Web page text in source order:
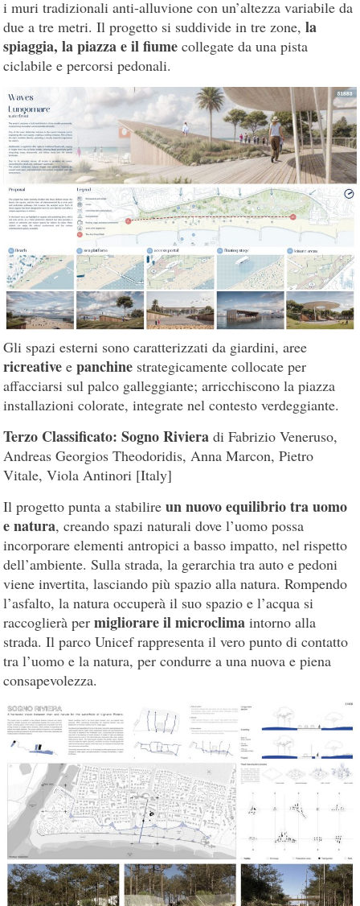
i muri tradizionali anti-alluvione con un’altezza variabile da
due a tre metri. Il progetto si suddivide in tre zone,la
spiaggia, la piazza e il fiume collegate da una pista
ciclabile e percorsi pedonali.
Gli spazi esterni sono caratterizzati da giardini, aree
ricreative epanchine strategicamente collocate per
affacciarsi sul palco galleggiante; arricchiscono la piazza
installazioni colorate, integrate nel contesto verdeggiante.
Terzo Classificato: Sogno Rivieradi Fabrizio Veneruso,
Andreas Georgios Theodoridis, Anna Marcon, Pietro
Vitale, Viola Antinori [Italy]
Il progetto punta a stabilireun nuovo equilibrio tra uomo
e natura, creando spazi naturali dove l’uomo possa
incorporare elementi antropici a basso impatto, nel rispetto
dell’ambiente. Sulla strada, la gerarchia tra auto e pedoni
viene invertita, lasciando più spazio alla natura. Rompendo
l’asfalto, la natura occuperà il suo spazio e l’acqua si
raccoglierà permigliorare il microclima intorno alla
strada. Il parco Unicef rappresenta il vero punto di contatto
tra l’uomo e la natura, per condurre a una nuova e piena
consapevolezza.